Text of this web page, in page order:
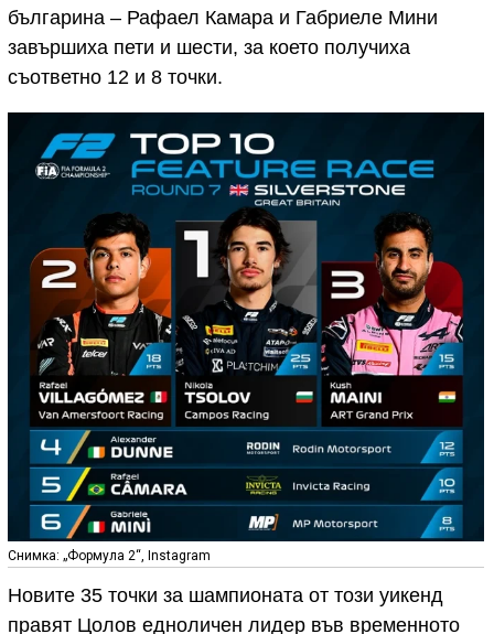
българина – Рафаел Камара и Габриеле Мини
завършиха пети и шести, за което получиха
съответно 12 и 8 точки.
Снимка: „Формула 2“, Instagram
Новите 35 точки за шампионата от този уикенд
правят Цолов едноличен лидер във временното